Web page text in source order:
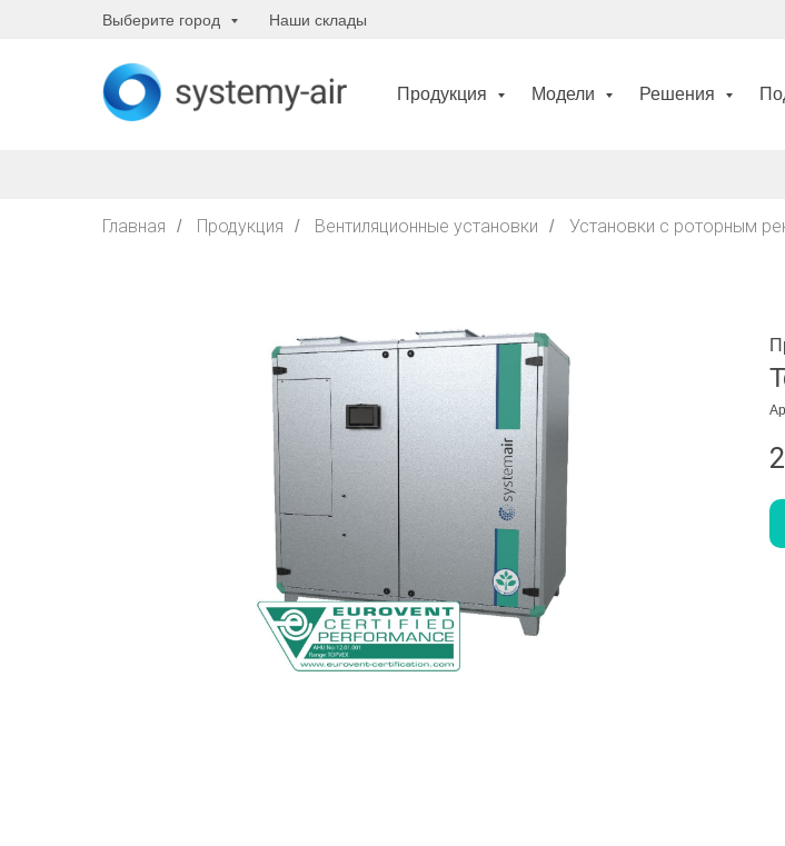
Выберите город Наши склады
Продукция Модели Решения
Главная / Продукция / Вентиляционные установки / Установки с роторным